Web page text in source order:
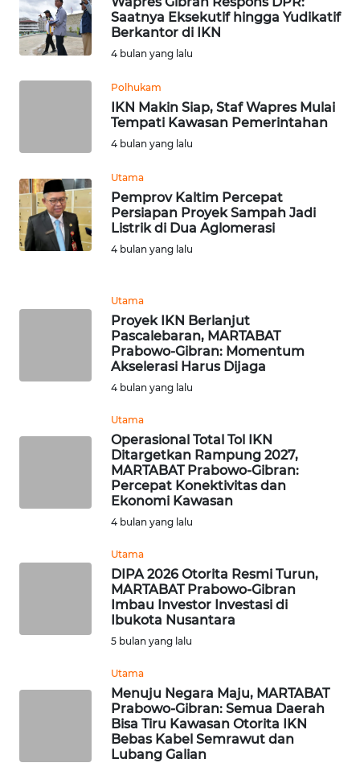
Saatnya Eksekutif hingga Yudikatif
Berkantor di IKN
4 bulan yang lalu
Polhukam
IKN Makin Siap, Staf Wapres Mulai
Tempati Kawasan Pemerintahan
4 bulan yang lalu
Utama
Pemprov Kaltim Percepat
Persiapan Proyek Sampah Jadi
Listrik di Dua Aglomerasi
4 bulan yang lalu
Utama
Proyek IKN Berlanjut
Pascalebaran, MARTABAT
Prabowo-Gibran: Momentum
Akselerasi Harus Dijaga
4 bulan yang lalu
Utama
Operasional Total Tol IKN
Ditargetkan Rampung 2027,
MARTABAT Prabowo-Gibran:
Percepat Konektivitas dan
Ekonomi Kawasan
4 bulan yang lalu
Utama
DIPA 2026 Otorita Resmi Turun,
MARTABAT Prabowo-Gibran
Imbau Investor Investasi di
Ibukota Nusantara
5 bulan yang lalu
Utama
Menuju Negara Maju, MARTABAT
Prabowo-Gibran: Semua Daerah
Bisa Tiru Kawasan Otorita IKN
Bebas Kabel Semrawut dan
Lubang Galian
WN
SAMOSIR
WN
CIANJUR
WN
WN